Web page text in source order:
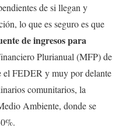
de si llegan y
lo que es seguro es que
de ingresos para
Plurianual (MFP) de
FEDER y muy por delante
comunitarios, la
Ambiente, donde se